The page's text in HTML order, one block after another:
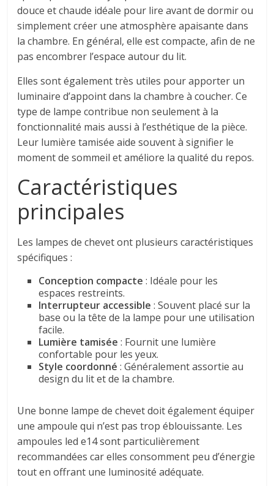
douce et chaude idéale pour lire avant de dormir ou
simplement créer une atmosphère apaisante dans
la chambre. En général, elle est compacte, afin de ne
pas encombrer l’espace autour du lit.
Elles sont également très utiles pour apporter un
luminaire d’appoint dans la chambre à coucher. Ce
type de lampe contribue non seulement à la
fonctionnalité mais aussi à l’esthétique de la pièce.
Leur lumière tamisée aide souvent à signifier le
moment de sommeil et améliore la qualité du repos.
Caractéristiques
principales
Les lampes de chevet ont plusieurs caractéristiques
spécifiques :
Conception compacte : Idéale pour les
espaces restreints.
Interrupteur accessible : Souvent placé sur la
base ou la tête de la lampe pour une utilisation
facile.
Lumière tamisée : Fournit une lumière
confortable pour les yeux.
Style coordonné : Généralement assortie au
design du lit et de la chambre.
Une bonne lampe de chevet doit également équiper
une ampoule qui n’est pas trop éblouissante. Les
ampoules led e14 sont particulièrement
recommandées car elles consomment peu d’énergie
tout en offrant une luminosité adéquate.